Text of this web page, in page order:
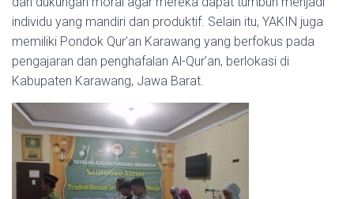
individu yang mandiri dan produktif. Selain itu, YAKIN juga
memiliki Pondok Qur’an Karawang yang berfokus pada
pengajaran dan penghafalan Al-Qur’an, berlokasi di
Kabupaten Karawang, Jawa Barat.